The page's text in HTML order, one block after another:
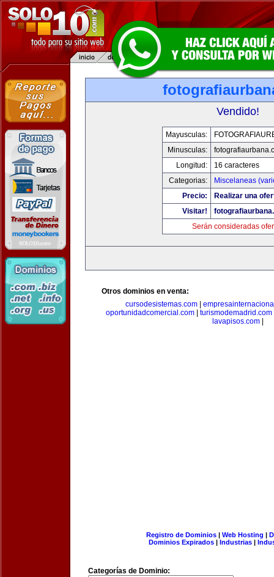
Vendido!
Mayusculas:
Minusculas:
Longitud:
16 caracteres
Categorias:
Miscelaneas
Precio:
Realizar una
Visitar!
Serán consideradas
Otros dominios en venta:
cursodesistemas.com
oportunidadcomercial.com
turismodemadrid.com
lavapisos.com
Registro de Dominios| Web Hosting |
Dominios Expirados | Industrias |
Categorías de Dominio: